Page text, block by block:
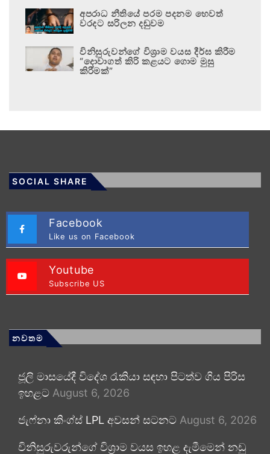
අපරාධ නීතියේ පරම පදනම හෙවත්
වරදට සරිලන දඬුවම
විනිසුරුවන්ගේ විශ්‍රාම වයස දීර්ඝ කිරීම
“දොවාගත් කිරි කළයට ගොම මුසු
කිරීමක්”
SOCIAL SHARE
Facebook
Like us on Facebook
Youtube
Subscribe US
නවතම
ජූලි මාසයේදී විදේශ රැකියා සඳහා පිටත්ව ගිය පිරිස
ඉහළට August 6, 2026
ජැෆ්නා කිංග්ස් LPL අවසන් සටනට August 6, 2026
විනිසුරුවරුන්ගේ විශ්‍රාම වයස ඉහළ දැමීමෙන් නඩු